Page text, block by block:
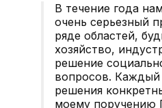
В течение года
очень серьезный
ряде областей,
хозяйство,
решение
вопросов.
решения
моему поручению